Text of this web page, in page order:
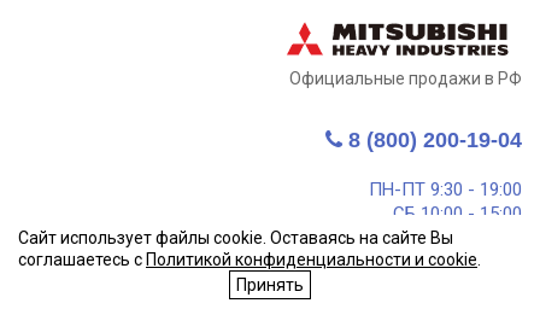
Официальные продажи в РФ
8 (800) 200-19-04
ПН-ПТ 9:30 - 19:00
СБ 10:00 - 15:00
Call центр - круглосуточно
info@mitsubishi-heavy.ru
Мы в социальных сетях:vk.com
Сайт использует файлы cookie. Оставаясь на сайте Вы
соглашаетесь с Политикой конфиденциальности и cookie
Принять